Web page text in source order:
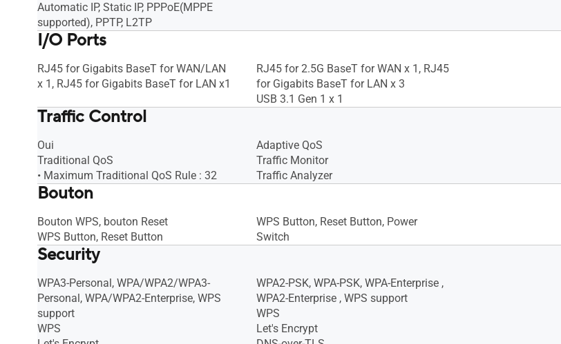
Automatic IP, Static IP, PPPoE(MPPE
supported), PPTP, L2TP
I/O Ports
RJ45 for Gigabits BaseT for WAN/LAN
x 1, RJ45 for Gigabits BaseT for LAN x1
RJ45 for 2.5G BaseT for WAN x 1, RJ45
for Gigabits BaseT for LAN x 3
USB 3.1 Gen 1 x 1
Traffic Control
Oui
Traditional QoS
• Maximum Traditional QoS Rule : 32
Adaptive QoS
Traffic Monitor
Traffic Analyzer
Bouton
Bouton WPS, bouton Reset
WPS Button, Reset Button
WPS Button, Reset Button, Power
Switch
Security
WPA3-Personal, WPA/WPA2/WPA3-
Personal, WPA/WPA2-Enterprise, WPS
support
WPS
WPA2-PSK, WPA-PSK, WPA-Enterprise ,
WPA2-Enterprise , WPS support
WPS
Let's Encrypt